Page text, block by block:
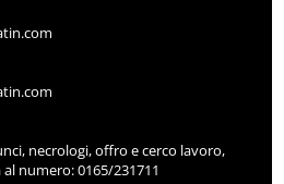
necrologi, offro e cerco lavoro,
numero: 0165/231711